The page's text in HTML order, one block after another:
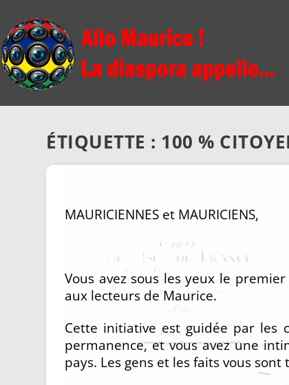
ÉTIQUETTE : 100 %
MAURICIENNES et MAURICIENS,
Vous avez sous les yeux le
aux lecteurs de Maurice.
Cette initiative est guidée par les
permanence, et vous avez une
pays. Les gens et les faits vous